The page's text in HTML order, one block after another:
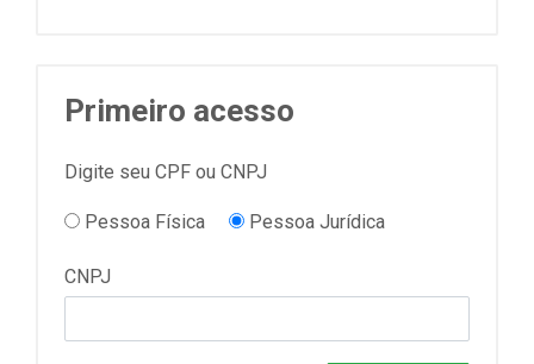
Primeiro acesso
Digite seu CPF ou CNPJ
Pessoa Física Pessoa Jurídica
CNPJ